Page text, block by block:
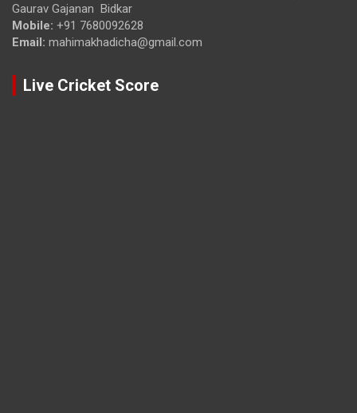
Gaurav Gajanan Bidkar
Mobile: +91 7680092628
Email: mahimakhadicha@gmail.com
Live Cricket Score